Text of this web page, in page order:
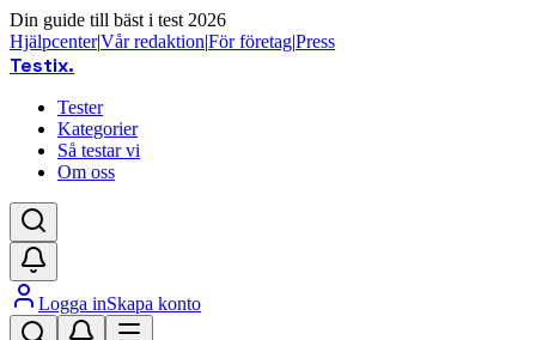
Din guide till bäst i test 2026
Hjälpcenter|Vår redaktion|För företag|Press
Testix.
Tester
Kategorier
Så testar vi
Om oss
Logga inSkapa konto